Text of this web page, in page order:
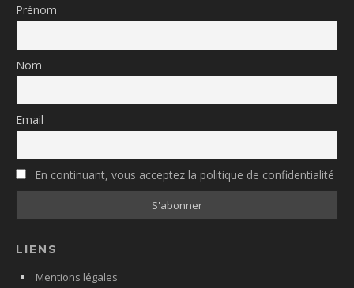
Prénom
Nom
Email
En continuant, vous acceptez la politique de confidentialité
LIENS
Mentions légales